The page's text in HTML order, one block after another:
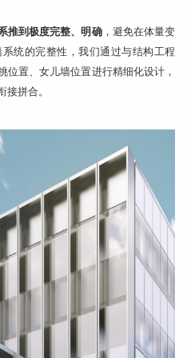
推到极度完整、明确，避免在体量变
统的完整性 ， 我们通过与结构工程
位置、女儿墙位置进行精细化设计，
拼合。